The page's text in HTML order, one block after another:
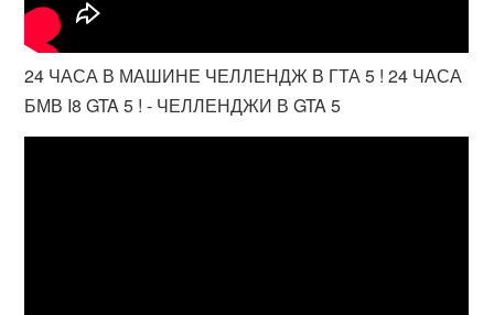
24 ЧАСА В МАШИНЕ ЧЕЛЛЕНДЖ В ГТА 5 ! 24 ЧАСА
БМВ I8 GTA 5 ! - ЧЕЛЛЕНДЖИ В GTA 5